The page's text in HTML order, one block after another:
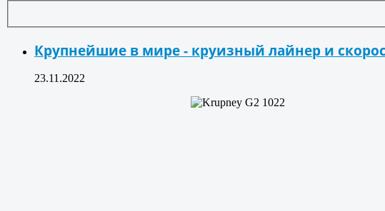
Крупнейшие в мире - круизный лайнер и
23.11.2022